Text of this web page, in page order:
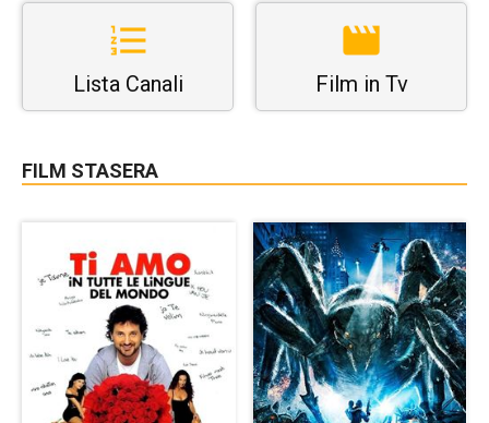
Lista Canali Film in Tv
FILM STASERA